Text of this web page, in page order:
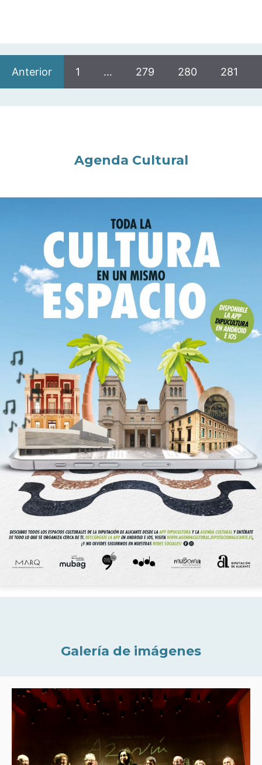
Anterior 1 … 279 280 281
Agenda Cultural
Galería de imágenes